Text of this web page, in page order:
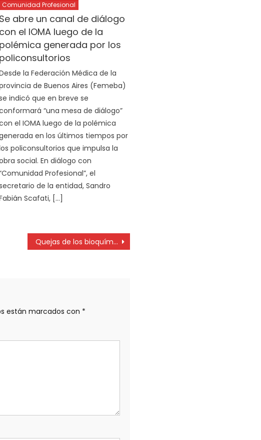
Comunidad Profesional
Se abre un canal de diálogo
con el IOMA luego de la
polémica generada por los
policonsultorios
la Federación Médica de la
de Buenos Aires (Femeba)
indicó que en breve se
“una mesa de diálogo”
el IOMA luego de la polémica
en los últimos tiempos por
policonsultorios que impulsa la
social. En diálogo con
Profesional”, el
de la entidad, Sandro
Scafati, […]
Quejas de los bioquímicos por la autorización de la venta de test en farmacias para detectar al Covid
están marcados con *